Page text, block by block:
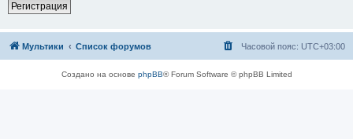
Регистрация
Мультики Список форумов Часовой пояс: UTC+03:00
Создано на основе phpBB® Forum Software © phpBB Limited